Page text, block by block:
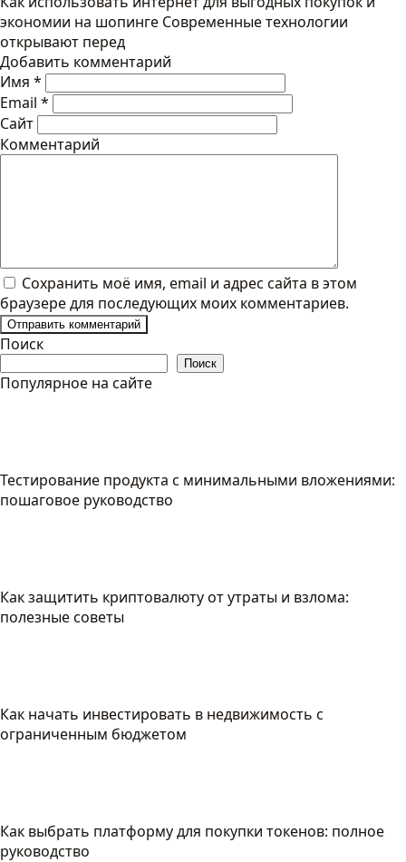
экономии на шопинге Современные технологии
открывают перед
Добавить комментарий
Имя *
Email *
Сайт
Комментарий
Сохранить моё имя, email и адрес сайта в этом
браузере для последующих моих комментариев.
Поиск
Поиск
Популярное на сайте
Тестирование продукта с минимальными вложениями:
пошаговое руководство
Как защитить криптовалюту от утраты и взлома:
полезные советы
Как начать инвестировать в недвижимость с
ограниченным бюджетом
Как выбрать платформу для покупки токенов: полное
руководство